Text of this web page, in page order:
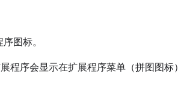
图标。
程序会显示在扩展程序菜单（拼图图标）